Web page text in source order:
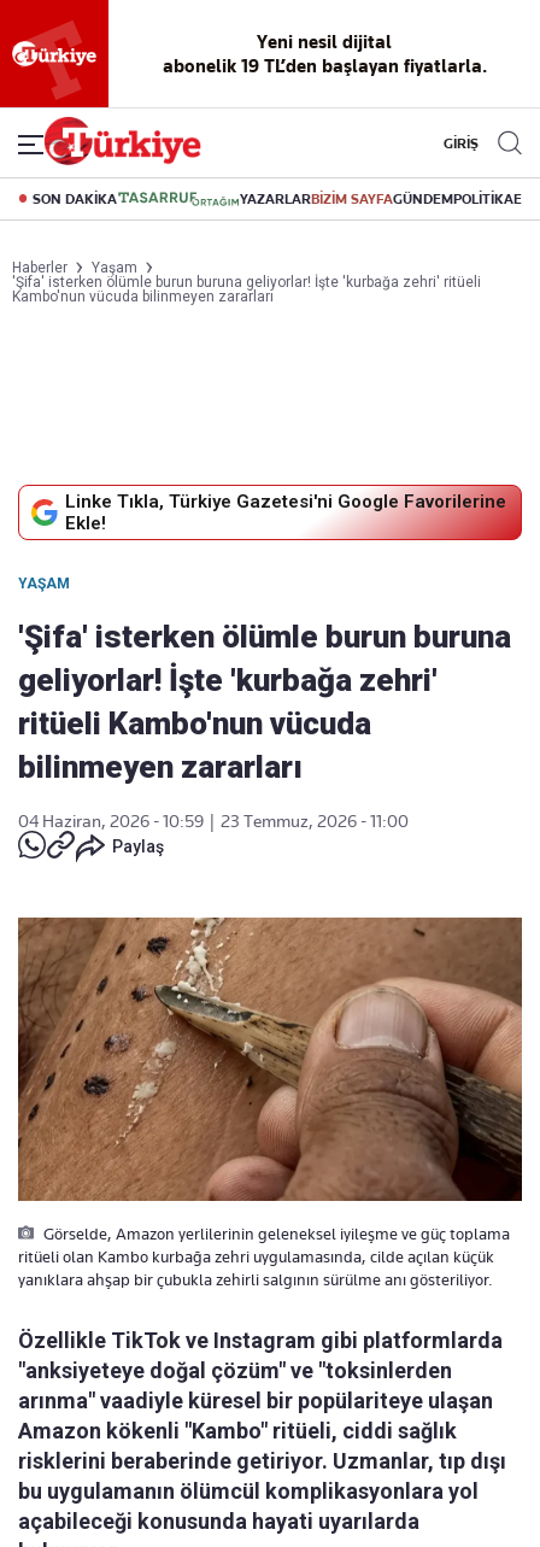
Yeni nesil dijital
abonelik 19 TL’den başlayan fiyatlarla.
GİRİŞ
SON DAKİKA YAZARLARBİZİM SAYFAGÜNDEMPOLİTİKA
Haberler
Yaşam
'Şifa' isterken ölümle burun buruna geliyorlar! İşte 'kurbağa zehri' ritüeli
Kambo'nun vücuda bilinmeyen zararları
Linke Tıkla, Türkiye Gazetesi'ni Google Favorilerine
Ekle!
YAŞAM
'Şifa' isterken ölümle burun buruna
geliyorlar! İşte 'kurbağa zehri'
ritüeli Kambo'nun vücuda
bilinmeyen zararları
04 Haziran, 2026 - 10:59
23 Temmuz, 2026 - 11:00
Paylaş
Görselde, Amazon yerlilerinin geleneksel iyileşme ve güç toplama
ritüeli olan Kambo kurbağa zehri uygulamasında, cilde açılan küçük
yanıklara ahşap bir çubukla zehirli salgının sürülme anı gösteriliyor.
Özellikle TikTok ve Instagram gibi platformlarda
"anksiyeteye doğal çözüm" ve "toksinlerden
arınma" vaadiyle küresel bir popülariteye ulaşan
Amazon kökenli "Kambo" ritüeli, ciddi sağlık
risklerini beraberinde getiriyor. Uzmanlar, tıp dışı
bu uygulamanın ölümcül komplikasyonlara yol
açabileceği konusunda hayati uyarılarda